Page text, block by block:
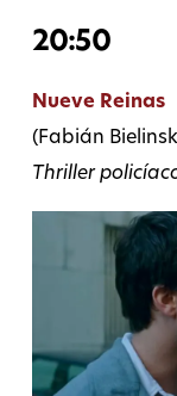
20:50
Nueve Reinas
(Fabián
Thriller